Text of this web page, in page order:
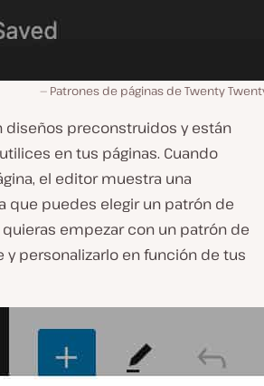
Patrones de páginas de Twenty
diseños preconstruidos y están
en tus páginas. Cuando
el editor muestra una
que puedes elegir un patrón de
empezar con un patrón de
y personalizarlo en función de tus